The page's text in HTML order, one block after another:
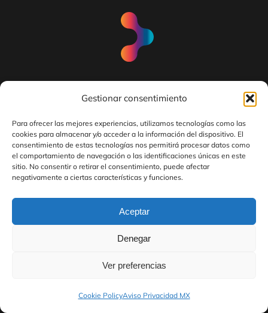
Gestionar consentimiento
Para ofrecer las mejores experiencias, utilizamos tecnologías como las
cookies para almacenar y/o acceder a la información del dispositivo. El
consentimiento de estas tecnologías nos permitirá procesar datos como
el comportamiento de navegación o las identificaciones únicas en este
sitio. No consentir o retirar el consentimiento, puede afectar
negativamente a ciertas características y funciones.
Aceptar
Denegar
Ver preferencias
Cookie PolicyAviso Privacidad MX
NOSOTROS
SOLUCIONES
INSIGHTS
TRABAJA EN ECO
BLOG
CONTACTO